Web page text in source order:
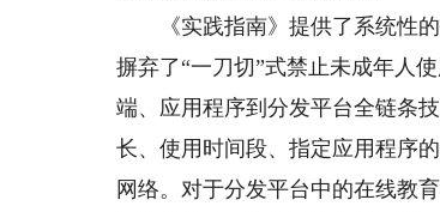
《实践指南》提供了系统性的
摒弃了“一刀切”式禁止未成年人
端、应用程序到分发平台全链条
长、使用时间段、指定应用程序
网络。对于分发平台中的在线教